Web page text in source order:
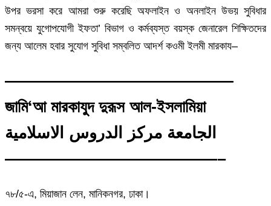
উপর ভরসা করে আমরা শুরু করেছি অফলাইন ও অনলাইন উভয় সুবিধার
সমন্বয়ে যুগোপযোগী ইফতা’ বিভাগ ও কর্মব্যস্ত বয়স্ক জেনারেল শিক্ষিতদের
জন্য আলেম হবার সুযোগ সুবিধা সম্বলিত আদর্শ কওমী ইলমী মারকায–
——————————————
জামি‘আ মারকাযুদ দুরূস আল-ইসলামিয়া
الجامعة مركز الدروس الاسلامية
—————————————–
৭৮/৫-এ, মিয়াজান লেন, মানিকনগর, ঢাকা।